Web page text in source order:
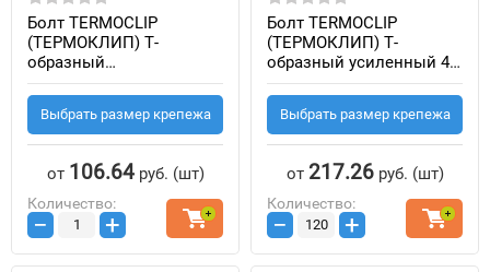
Болт TERMOCLIP
(ТЕРМОКЛИП) T-
образный
универсальный 28-40 6F
оцинкованная сталь 5.8
Выбрать размер крепежа
от 106.64 руб. (шт)
Количество:
− +
Болт TERMOCLIP
(ТЕРМОКЛИП) T-
образный усиленный 41
8F оцинкованная сталь
5.8
Выбрать размер крепежа
от 217.26 руб. (шт)
Количество:
− +